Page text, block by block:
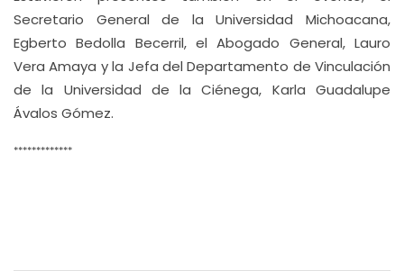
Secretario General de la Universidad Michoacana,
Egberto Bedolla Becerril, el Abogado General, Lauro
Vera Amaya y la Jefa del Departamento de Vinculación
de la Universidad de la Ciénega, Karla Guadalupe
Ávalos Gómez.
*************